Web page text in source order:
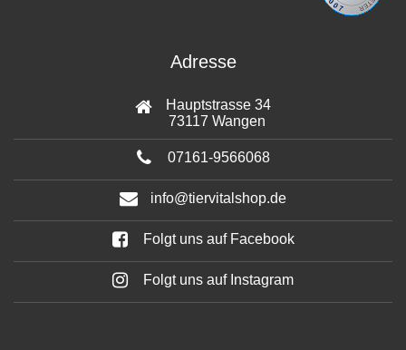
Adresse
Hauptstrasse 34
73117 Wangen
07161-9566068
info@tiervitalshop.de
Folgt uns auf Facebook
Folgt uns auf Instagram